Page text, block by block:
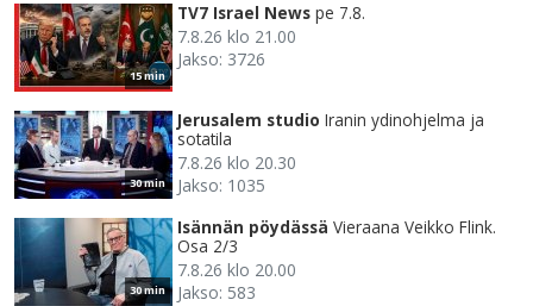
15 min
TV7 Israel News pe 7.8.
7.8.26 klo 21.00
Jakso: 3726
30 min
Jerusalem studio Iranin ydinohjelma ja
sotatila
7.8.26 klo 20.30
Jakso: 1035
30 min
Isännän pöydässä Vieraana Veikko Flink.
Osa 2/3
7.8.26 klo 20.00
Jakso: 583